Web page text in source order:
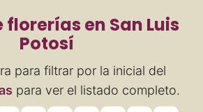
florerías en San Luis
Potosí
para filtrar por la inicial del
para ver el listado completo.